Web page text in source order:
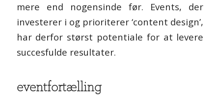
mere end nogensinde før. Events, der
investerer i og prioriterer ‘content design’,
har derfor størst potentiale for at levere
succesfulde resultater.
eventfortælling